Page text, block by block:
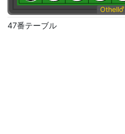
Othello®
47番テーブル